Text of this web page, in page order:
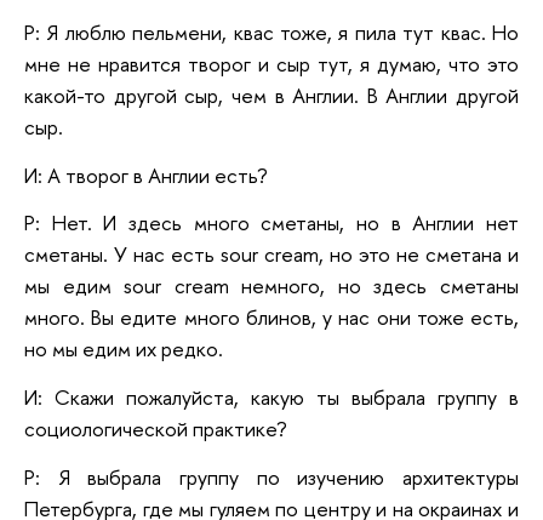
Р: Я люблю пельмени, квас тоже, я пила тут квас. Но
мне не нравится творог и сыр тут, я думаю, что это
какой-то другой сыр, чем в Англии. В Англии другой
сыр.
И: А творог в Англии есть?
Р: Нет. И здесь много сметаны, но в Англии нет
сметаны. У нас есть sour cream, но это не сметана и
мы едим sour cream немного, но здесь сметаны
много. Вы едите много блинов, у нас они тоже есть,
но мы едим их редко.
И: Скажи пожалуйста, какую ты выбрала группу в
социологической практике?
Р: Я выбрала группу по изучению архитектуры
Петербурга, где мы гуляем по центру и на окраинах и